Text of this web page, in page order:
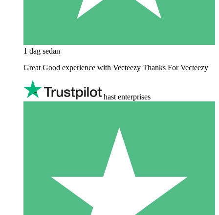
1 dag sedan
Great Good experience with Vecteezy Thanks For Vecteezy
hast enterprises